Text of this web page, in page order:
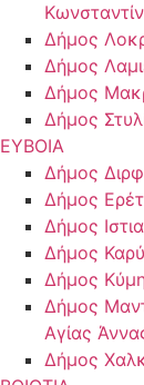
Δήμος
Δήμος
Δήμος
Δήμος
ΕΥΒΟΙΑ
Δήμος
Δήμος
Δήμος
Δήμος
Δήμος
Δήμος
Αγίας
Δήμος